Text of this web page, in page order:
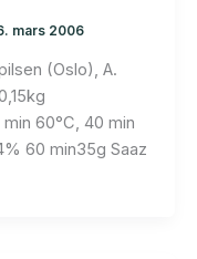
mars 2006
(Oslo), A.
60°C, 40 min
60 min35g Saaz